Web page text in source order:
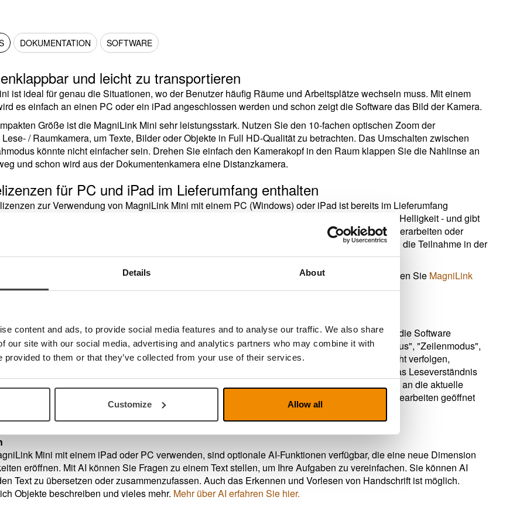
Details About
content and ads, to provide social media features and to analyse our traffic. We also share
our site with our social media, advertising and analytics partners who may combine it with
provided to them or that they’ve collected from your use of their services.
Customize Allow all
DOKUMENTATION SOFTWARE
und leicht zu transportieren
ist ideal für genau die Situationen, wo der Benutzer häufig Räume und Arbeitsplätze wechseln muss. Mit einem
es einfach an einen PC oder ein iPad angeschlossen werden und schon zeigt die Software das Bild der Kamera.
Größe ist die MagniLink Mini sehr leistungsstark. Nutzen Sie den 10-fachen optischen Zoom der
/ Raumkamera, um Texte, Bilder oder Objekte in Full HD-Qualität zu betrachten. Das Umschalten zwischen
könnte nicht einfacher sein. Drehen Sie einfach den Kamerakopf in den Raum klappen Sie die Nahlinse an
und schon wird aus der Dokumentenkamera eine Distanzkamera.
für PC und iPad im Lieferumfang enthalten
zur Verwendung von MagniLink Mini mit einem PC (Windows) oder iPad ist bereits im Lieferumfang
Software steuert alle Funktionen des Kamerasystems wie Vergrößerung, Kontrastfarben und Helligkeit - und gibt
die Möglichkeit, Bilder zu speichern, Videos aufzuzeichnen, Text mit OCR (Text to Speech) zu verarbeiten oder
für ein optimales Erlebnis vorzunehmen. Diese intelligenten Funktionen verbessern die Teilnahme in der
und zu Hause!
Mini mit einem PC zu nutzen, verwenden Sie die
MagniLink TABViewer. Für das iPad verwenden Sie MagniLink
Speech) ist in derMagniLink TABViewerundMagniLink ViewerSoftware enthalten. Damit kann die Software
in Sprache umwandeln. Sie können wählen, wie der Text dargestellt werden soll: "Seitenmodus", "Zeilenmodus",
"Bildmodus", "Bild und Wort" und "Bild und Zeile". Sie können den Text auf dem Bildschirm leicht verfolgen,
zuhören. Wenn Sie während des Vorlesens von Text visuell auf dem Bildschirm mitlesen, wird das Leseverständnis
verbessert. Die Software erkennt die im Text verwendete Sprache und passt die Stimme an die aktuelle
Der Text kann auch gespeichert und in einem Bearbeitungsprogramm zum Korrekturlesen oder Bearbeiten geöffnet
Mini mit einem iPad oder PC verwenden, sind optionale AI-Funktionen verfügbar, die eine neue Dimension
eröffnen. Mit AI können Sie Fragen zu einem Text stellen, um Ihre Aufgaben zu vereinfachen. Sie können AI
Text zu übersetzen oder zusammenzufassen. Auch das Erkennen und Vorlesen von Handschrift ist möglich.
Objekte beschreiben und vieles mehr. Mehr über AI erfahren Sie hier.